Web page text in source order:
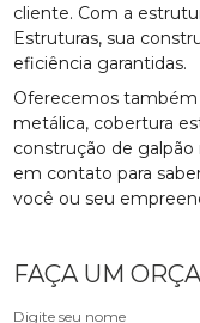
cliente. Com a
Estruturas, sua
eficiência garantidas.
Oferecemos
metálica, cobertura
construção de
em contato para
você ou seu
FAÇA UM
Digite seu nome